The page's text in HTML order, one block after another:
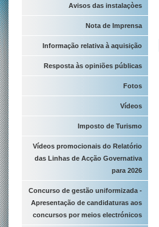
Avisos das instalaçòes
Nota de Imprensa
Informação relativa à aquisição
Resposta às opiniões públicas
Fotos
Vídeos
Imposto de Turismo
Vídeos promocionais do Relatório
das Linhas de Acção Governativa
para 2026
Concurso de gestão uniformizada -
Apresentação de candidaturas aos
concursos por meios electrónicos